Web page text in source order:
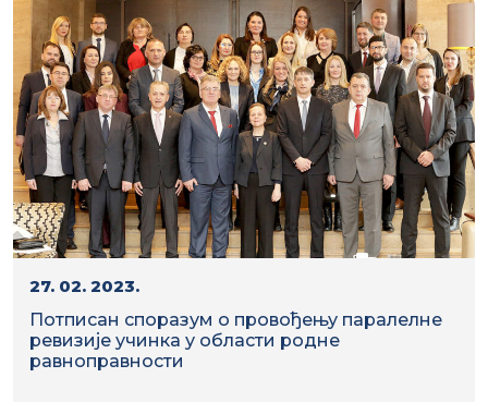
27. 02. 2023.
Потписан споразум о провођењу паралелне
ревизије учинка у области родне
равноправности